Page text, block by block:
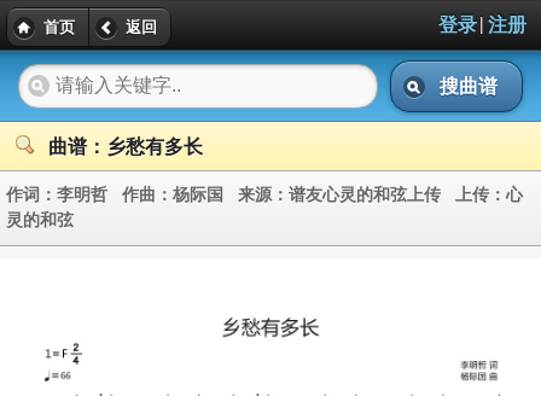
首页 返回 登录| 注册
搜曲谱
曲谱：乡愁有多长
作词： 李明哲 作曲： 杨际国 来源： 谱友心灵的和弦上传 上传： 心
灵的和弦